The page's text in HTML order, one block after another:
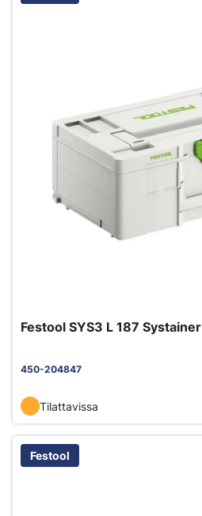
Festool SYS3 L 187 Systainer
450-204847
Tilattavissa
Festool